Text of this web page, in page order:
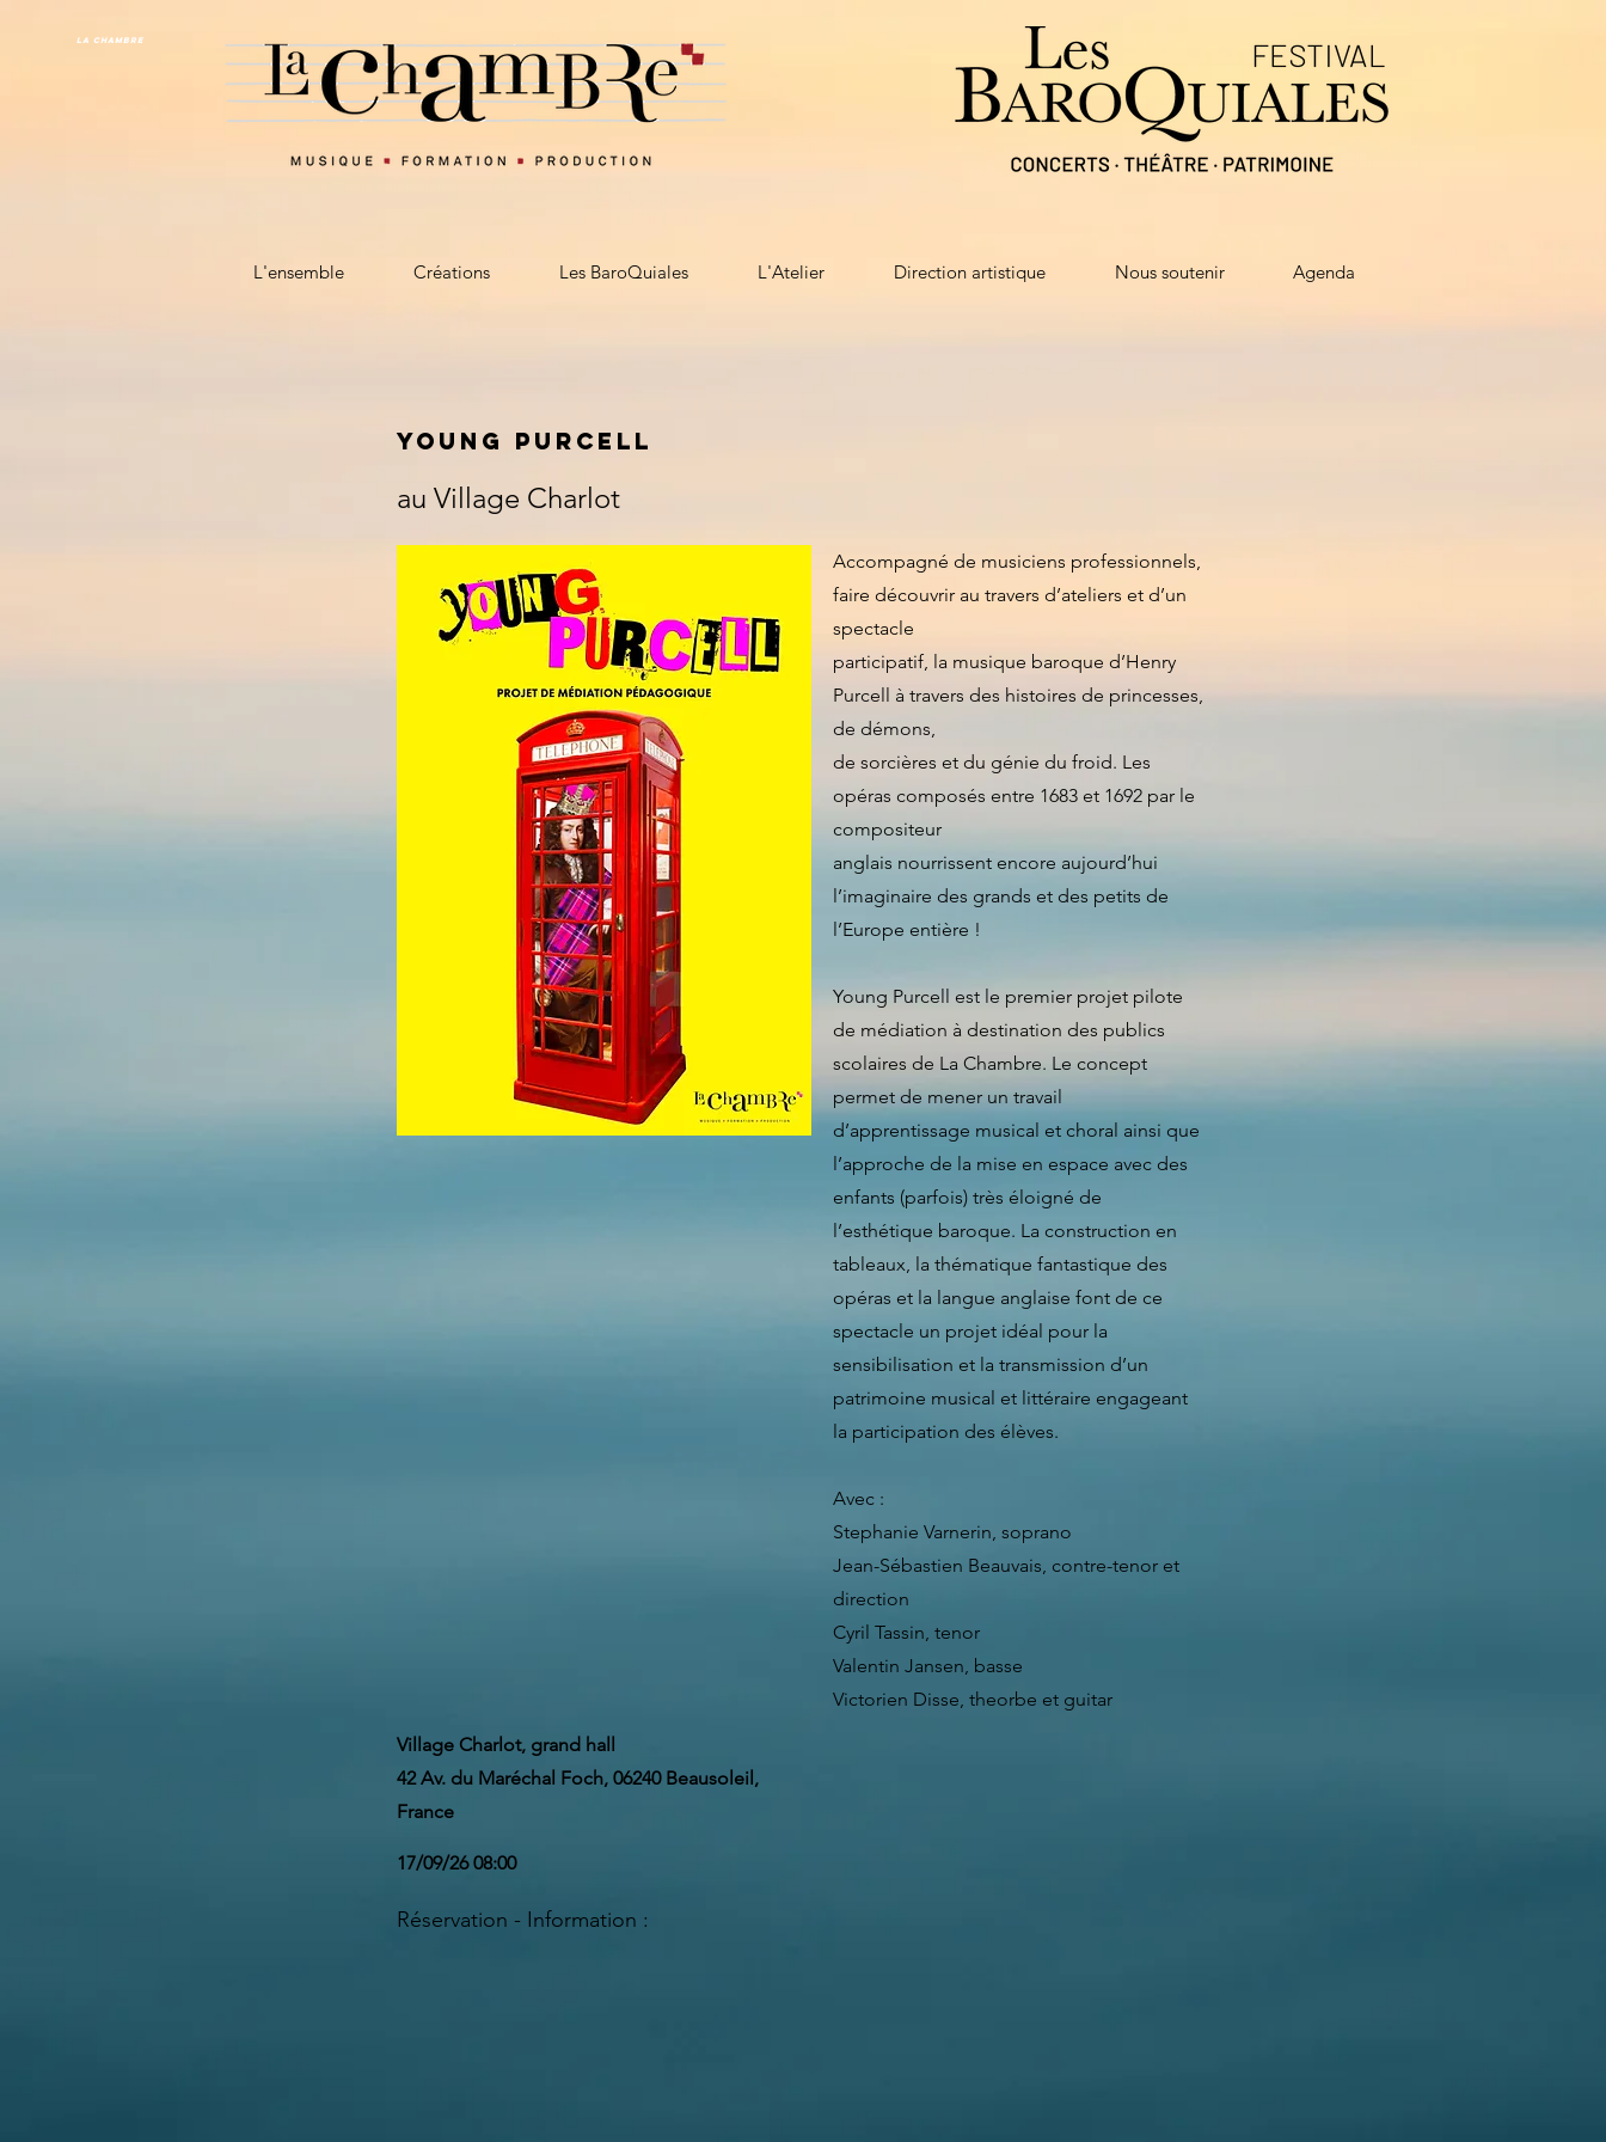
La CHAMBRE
L'ensemble Créations Les BaroQuiales L'Atelier Direction artistique Nous soutenir Agenda
YOUNG PURCELL
au Village Charlot
Accompagné de musiciens professionnels,
faire découvrir au travers d’ateliers et d’un
spectacle
participatif, la musique baroque d’Henry
Purcell à travers des histoires de princesses,
de démons,
de sorcières et du génie du froid. Les
opéras composés entre 1683 et 1692 par le
compositeur
anglais nourrissent encore aujourd’hui
l’imaginaire des grands et des petits de
l’Europe entière !
Young Purcell est le premier projet pilote
de médiation à destination des publics
scolaires de La Chambre. Le concept
permet de mener un travail
d’apprentissage musical et choral ainsi que
l’approche de la mise en espace avec des
enfants (parfois) très éloigné de
l’esthétique baroque. La construction en
tableaux, la thématique fantastique des
opéras et la langue anglaise font de ce
spectacle un projet idéal pour la
sensibilisation et la transmission d’un
patrimoine musical et littéraire engageant
la participation des élèves.
Avec :
Stephanie Varnerin, soprano
Jean-Sébastien Beauvais, contre-tenor et
direction
Cyril Tassin, tenor
Valentin Jansen, basse
Victorien Disse, theorbe et guitar
Village Charlot, grand hall
42 Av. du Maréchal Foch, 06240 Beausoleil,
France
17/09/26 08:00
Réservation - Information :